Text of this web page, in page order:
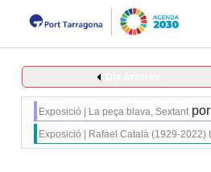
Exposició | La peça blava, Sextant por
Exposició | Rafael Català (1929-